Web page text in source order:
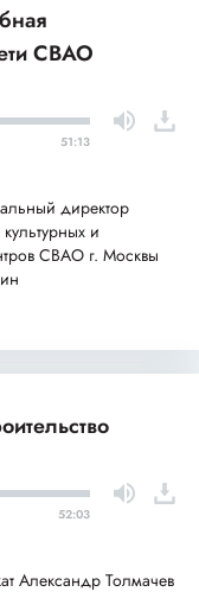
СВАО
51:13
директор
и
СВАО г. Москвы
52:03
Александр Толмачев